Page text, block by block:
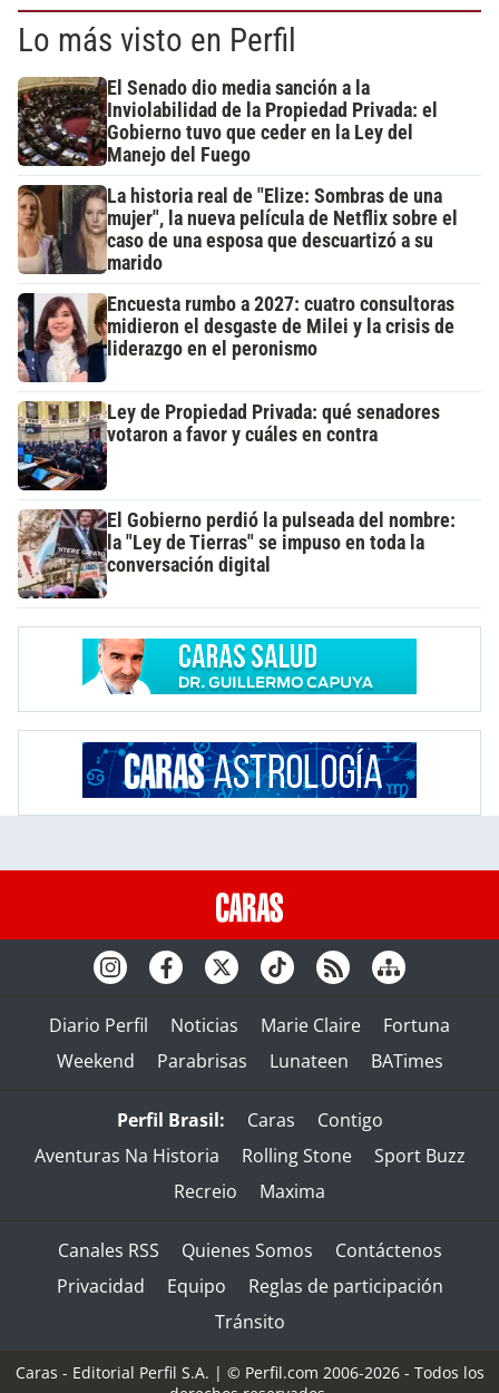
Lo más visto en Perfil
El Senado dio media sanción a la
Inviolabilidad de la Propiedad Privada: el
Gobierno tuvo que ceder en la Ley del
Manejo del Fuego
La historia real de "Elize: Sombras de una
mujer", la nueva película de Netflix sobre el
caso de una esposa que descuartizó a su
marido
Encuesta rumbo a 2027: cuatro consultoras
midieron el desgaste de Milei y la crisis de
liderazgo en el peronismo
Ley de Propiedad Privada: qué senadores
votaron a favor y cuáles en contra
El Gobierno perdió la pulseada del nombre:
la "Ley de Tierras" se impuso en toda la
conversación digital
Diario Perfil Noticias Marie Claire
Fortuna
Weekend
Parabrisas Lunateen BATimes
Perfil Brasil: Caras
Contigo
Aventuras Na Historia
Rolling Stone
Sport Buzz
Recreio
Maxima
Canales RSS Quienes Somos
Contáctenos
Privacidad
Equipo
Reglas de participación
Tránsito
Caras - Editorial Perfil S.A. | © Perfil.com 2006-2026 - Todos los